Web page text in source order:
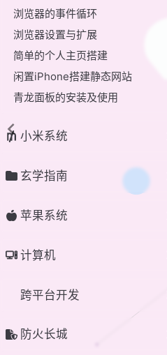
浏览器的事件循环
浏览器设置与扩展
简单的个人主页搭建
闲置iPhone搭建静态网站
青龙面板的安装及使用
小米系统
玄学指南
苹果系统
计算机
跨平台开发
防火长城